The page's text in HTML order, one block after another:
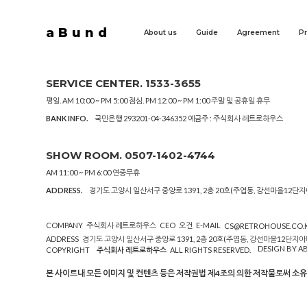
aBund About us Guide Agreement
SERVICE CENTER. 1533-3655
평일. AM 10:00 ~ PM 5:00 점심. PM 12:00 ~ PM 1:00 주말 및 공휴일 휴무
BANK INFO.
국민은행 293201-04-346352 예금주 : 주식회사 레트로하우스
SHOW ROOM. 0507-1402-4744
AM 11:00 ~ PM 6:00 연중무휴
ADDRESS.
경기도 고양시 일산서구 중앙로 1391, 2층 20호(주엽동, 강선마을12단
COMPANY 주식회사 레트로하우스 CEO 오건 E-MAIL
ADDRESS 경기도 고양시 일산서구 중앙로 1391, 2층 20호(주엽동, 강선마을12단지
COPYRIGHT
주식회사 레트로하우스 ALL RIGHTS RESERVED. DESIGN BY
본 사이트내 모든 이미지 및 컨텐츠 등은 저작권법 제4조의 의한 저작물로써